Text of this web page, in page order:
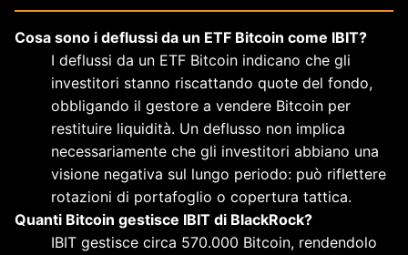
Cosa sono i deflussi da un ETF Bitcoin come IBIT?
I deflussi da un ETF Bitcoin indicano che gli
investitori stanno riscattando quote del fondo,
obbligando il gestore a vendere Bitcoin per
restituire liquidità. Un deflusso non implica
necessariamente che gli investitori abbiano una
visione negativa sul lungo periodo: può riflettere
rotazioni di portafoglio o copertura tattica.
Quanti Bitcoin gestisce IBIT di BlackRock?
IBIT gestisce circa 570.000 Bitcoin, rendendolo